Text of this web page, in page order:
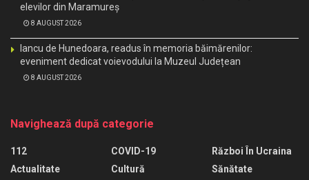
elevilor din Maramureș
8 AUGUST 2026
Iancu de Hunedoara, readus în memoria băimărenilor:
eveniment dedicat voievodului la Muzeul Județean
8 AUGUST 2026
Navighează după categorie
112
Actualitate
COVID-19
Cultură
Război În Ucraina
Sănătate